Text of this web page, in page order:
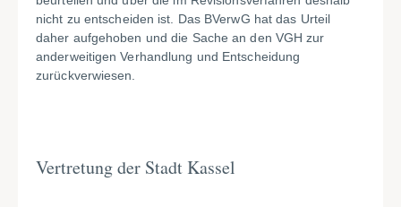
nicht zu entscheiden ist. Das BVerwG hat das Urteil
daher aufgehoben und die Sache an den VGH zur
anderweitigen Verhandlung und Entscheidung
zurückverwiesen.
Vertretung der Stadt Kassel